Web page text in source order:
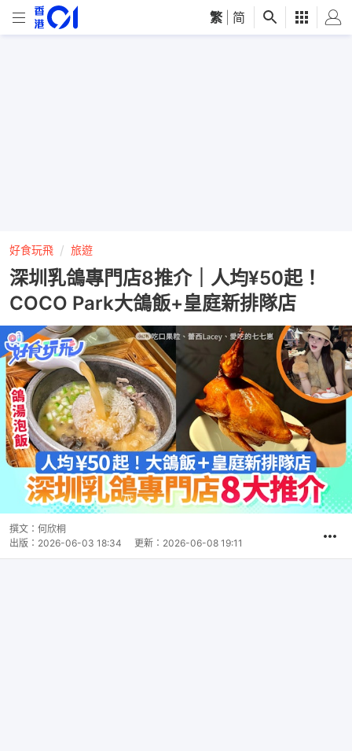
繁 简
好食玩飛 旅遊
深圳乳鴿專門店8推介｜人均¥50起！
COCO Park大鴿飯+皇庭新排隊店
撰文： 何欣桐
出版： 2026-06-03 18:34 更新： 2026-06-08 19:11